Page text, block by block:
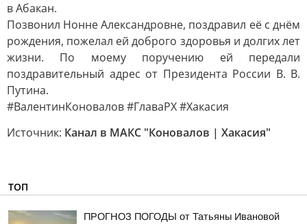
в Абакан.
Позвонил Нонне Александровне, поздравил её с днём
рождения, пожелал ей доброго здоровья и долгих лет
жизни. По моему поручению ей передали
поздравительный адрес от Президента России В. В.
Путина.
#ВалентинКоновалов #ГлаваРХ #Хакасия
Источник: Канал в МАКС "Коновалов | Хакасия"
ТОП
ПРОГНОЗ ПОГОДЫ от Татьяны Ивановой